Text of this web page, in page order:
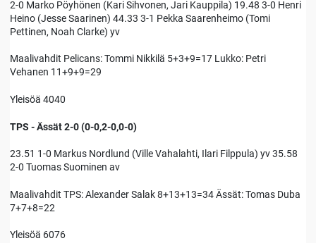
2-0 Marko Pöyhönen (Kari Sihvonen, Jari Kauppila) 19.48 3-0 Henri
Heino (Jesse Saarinen) 44.33 3-1 Pekka Saarenheimo (Tomi
Pettinen, Noah Clarke) yv
Maalivahdit Pelicans: Tommi Nikkilä 5+3+9=17 Lukko: Petri
Vehanen 11+9+9=29
Yleisöä 4040
TPS - Ässät 2-0 (0-0,2-0,0-0)
23.51 1-0 Markus Nordlund (Ville Vahalahti, Ilari Filppula) yv 35.58
2-0 Tuomas Suominen av
Maalivahdit TPS: Alexander Salak 8+13+13=34 Ässät: Tomas Duba
7+7+8=22
Yleisöä 6076